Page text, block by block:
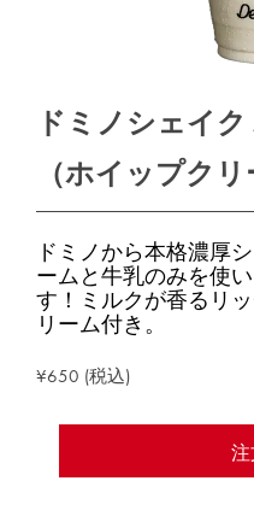
ドミノシェイ
（ホイップクリ
ドミノから本格濃厚
ームと牛乳のみを使
す！ミルクが香るリ
リーム付き。
¥650 (税込)